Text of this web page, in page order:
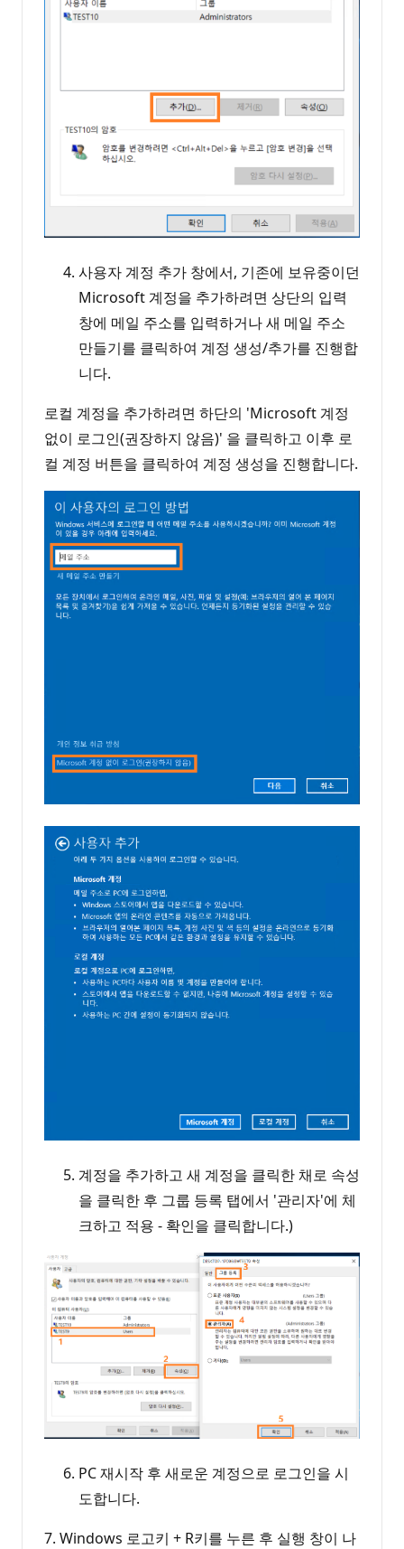
사용자 계정 추가 창에서, 기존에 보유중이던
Microsoft 계정을 추가하려면 상단의 입력
창에 메일 주소를 입력하거나 새 메일 주소
만들기를 클릭하여 계정 생성/추가를 진행합
니다.
로컬 계정을 추가하려면 하단의 'Microsoft 계정
없이 로그인(권장하지 않음)' 을 클릭하고 이후 로
컬 계정 버튼을 클릭하여 계정 생성을 진행합니다.
계정을 추가하고 새 계정을 클릭한 채로 속성
을 클릭한 후 그룹 등록 탭에서 '관리자'에 체
크하고 적용 - 확인을 클릭합니다.)
PC 재시작 후 새로운 계정으로 로그인을 시
도합니다.
7. Windows 로고키 + R키를 누른 후 실행 창이 나